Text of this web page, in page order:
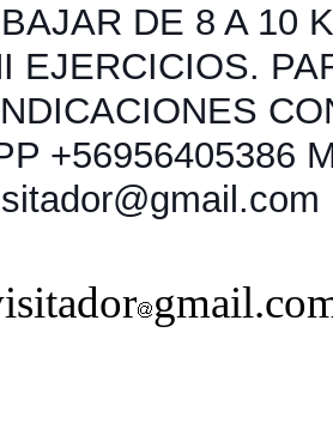
DE 8 A 10
EJERCICIOS.
+56956405386